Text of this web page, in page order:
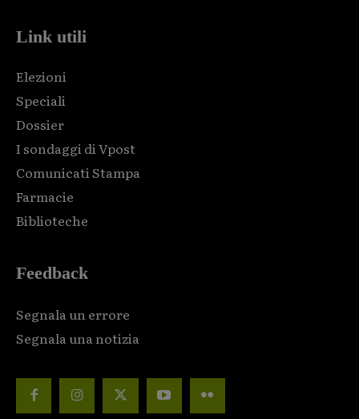
Link utili
Elezioni
Speciali
Dossier
I sondaggi di Vpost
Comunicati Stampa
Farmacie
Biblioteche
Feedback
Segnala un errore
Segnala una notizia